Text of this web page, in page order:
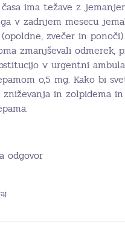
ima težave z
v zadnjem mesecu
zvečer in
zmanjševali odmerek,
v urgentni
o,5 mg. Kako bi
in zolpidema
odgovor